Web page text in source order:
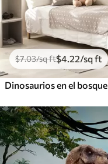
$7.03/sq ft$4 .22/sq ft
Dinosaurios en el bosque